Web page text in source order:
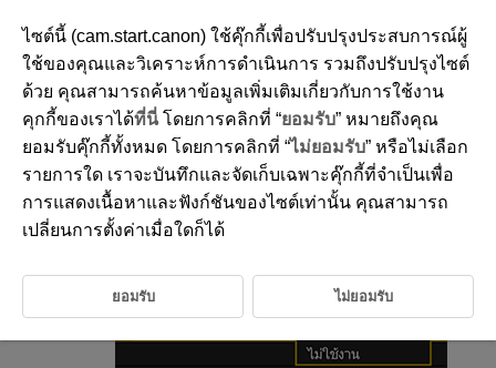
D388-214
เสียงเตือน
เลือก [ :เสียงเตือน] (
)
ไซต์นี้ (cam.start.canon) ใช้คุ๊กกี้เพื่อปรับปรุงประสบการณ์ผู้
ใช้ของคุณและวิเคราะห์การดำเนินการ รวมถึงปรับปรุงไซต์
ด้วย คุณสามารถค้นหาข้อมูลเพิ่มเติมเกี่ยวกับการใช้งาน
คุกกี้ของเราได้ที่นี่โดยการคลิกที่ “ยอมรับ” หมายถึงคุณ
ยอมรับคุ๊กกี้ทั้งหมด โดยการคลิกที่ “ไม่ยอมรับ” หรือไม่เลือก
รายการใด เราจะบันทึกและจัดเก็บเฉพาะคุ๊กกี้ที่จำเป็นเพื่อ
การแสดงเนื้อหาและฟังก์ชันของไซต์เท่านั้น คุณสามารถ
เปลี่ยนการตั้งค่าเมื่อใดก็ได้
ยอมรับ ไม่ยอมรับ